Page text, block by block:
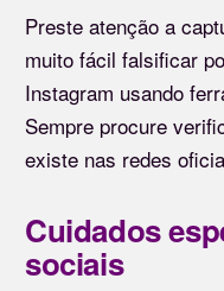
Preste atenção a
muito fácil falsificar
Instagram usando
Sempre procure
existe nas redes
Cuidados
sociais